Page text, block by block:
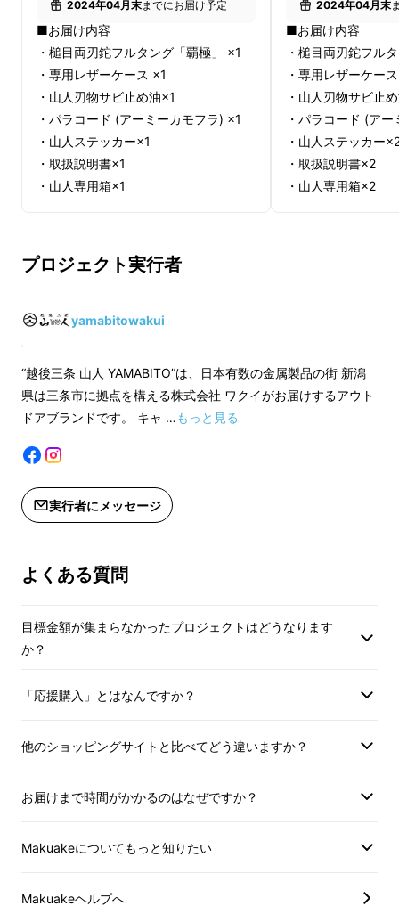
「覇極」の魅力は何といってもこの極厚9mm
の刃と、どんな扱いにも耐えられそうなタフで
無骨なデザイン
無骨ながら切れ味抜群で、斧のように使うも良
し！バドニングしても良し！スパッと割れる感
覚は、薪割りの時間がより楽しいものとなりま
2024年04月末までにお届け予定
■お届け内容
・槌目両刃鉈フルタング「覇極」 ×1
・専用レザーケース ×1
・山人刃物サビ止め油×1
・パラコード (アーミーカモフラ) ×1
・山人ステッカー×1
・取扱説明書×1
・山人専用箱×1
※応援購入後のキャンセルはできませ
キャンセルがあった場合、表示されて
ざいます。予めご了承ください。
※適格請求書発行事業者登録番号：あ
記載のあるインボイスが必要な場合
直接お問合せください）
2024年04月末
■お届け内容
・槌目両刃鉈フル
・専用レザーケー
・山人刃物サビ止
・パラコード (ア
・山人ステッカー
・取扱説明書×2
・山人専用箱×2
ざいます。予めご
プロジェクト実行者
yamabitowakui
“越後三条 山人 YAMABITO”は、日本有数の金属製品の街 新潟
県は三条市に拠点を構える株式会社 ワクイがお届けするアウト
ドアブランドです。 キャ …もっと見る
実行者にメッセージ
よくある質問
目標金額が集まらなかったプロジェクトはどうなります
か？
「応援購入」とはなんですか？
他のショッピングサイトと比べてどう違いますか？
お届けまで時間がかかるのはなぜですか？
Makuakeについてもっと知りたい
Makuakeヘルプへ